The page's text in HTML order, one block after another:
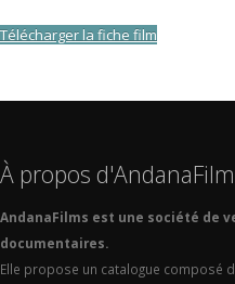
Télécharger la fiche film
À propos
AndanaFilms est une société de
documentaires.
Elle propose un catalogue composé